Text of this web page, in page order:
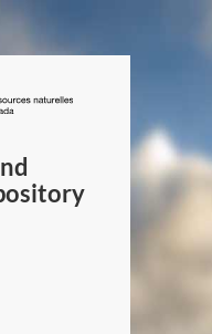
/
Canada